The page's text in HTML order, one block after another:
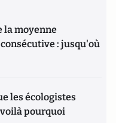
la moyenne
: jusqu'où
les écologistes
pourquoi